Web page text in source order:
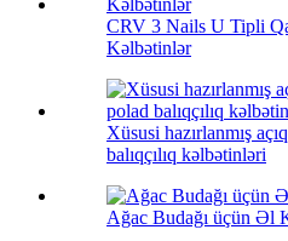
CRV 3 Nails U Tipli
Kəlbətinlər
Xüsusi hazırlanmış
balıqçılıq kəlbətinləri
Ağac Budağı üçün Əl